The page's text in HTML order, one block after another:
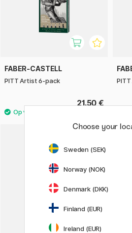
FABER-CASTELL
PITT Artist 6-pack
21.50 €
Choose your
Sweden (SEK)
Norway (NOK)
Denmark (DKK)
Finland (EUR)
Ireland (EUR)